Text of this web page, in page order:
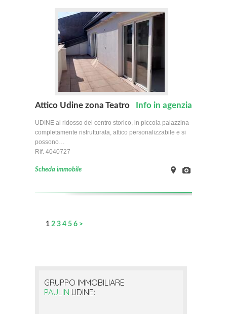
Attico Udine zona Teatro Info in agenzia
UDINE al ridosso del centro storico, in piccola palazzina
completamente ristrutturata, attico personalizzabile e si
possono…
Rif. 4040727
Scheda immobile
1 2 3 4 5 6 >
GRUPPO IMMOBILIARE
PAULIN UDINE: